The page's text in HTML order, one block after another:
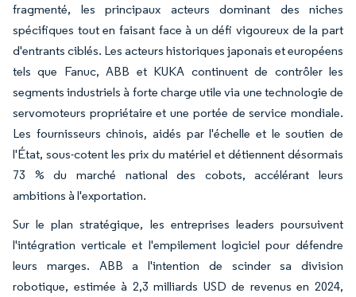
fragmenté, les principaux acteurs dominant des niches
spécifiques tout en faisant face à un défi vigoureux de la part
d'entrants ciblés. Les acteurs historiques japonais et européens
tels que Fanuc, ABB et KUKA continuent de contrôler les
segments industriels à forte charge utile via une technologie de
servomoteurs propriétaire et une portée de service mondiale.
Les fournisseurs chinois, aidés par l'échelle et le soutien de
l'État, sous-cotent les prix du matériel et détiennent désormais
73 % du marché national des cobots, accélérant leurs
ambitions à l'exportation.
Sur le plan stratégique, les entreprises leaders poursuivent
l'intégration verticale et l'empilement logiciel pour défendre
leurs marges. ABB a l'intention de scinder sa division
robotique, estimée à 2,3 milliards USD de revenus en 2024,